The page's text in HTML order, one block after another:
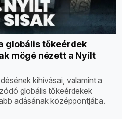
globális tőkeérdek
mögé nézett a Nyílt
kihívásai, valamint a
globális tőkeérdekek
adásának középpontjába.